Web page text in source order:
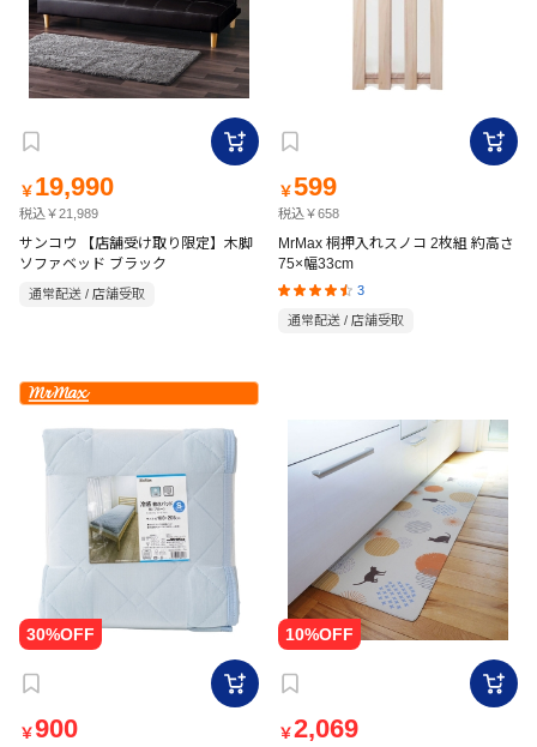
￥ 19,990
税込￥21,989
サンコウ 【店舗受け取り限定】木脚
ソファベッド ブラック
通常配送 / 店舗受取
￥599
税込￥658
MrMax 桐押入れスノコ 2枚組 約高さ
75×幅33cm
3
通常配送 / 店舗受取
￥900 ￥2,069